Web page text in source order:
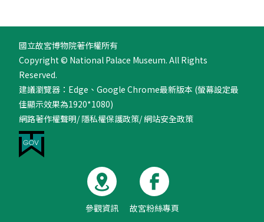
國立故宮博物院著作權所有
Copyright © National Palace Museum. All Rights
Reserved.
建議瀏覽器：Edge、Google Chrome最新版本 (螢幕設定最
佳顯示效果為1920*1080)
網路著作權聲明/隱私權保護政策/網站安全政策
參觀資訊 故宮粉絲專頁